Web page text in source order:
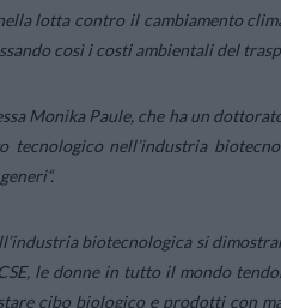
lotta contro il cambiamento
così i costi ambientali del
Monika Paule, che ha un
tecnologico nell’industria
“.
biotecnologica si
le donne in tutto il mondo
cibo biologico e prodotti con